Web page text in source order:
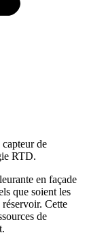
capteur de
RTD.
en façade
que soient les
réservoir. Cette
de